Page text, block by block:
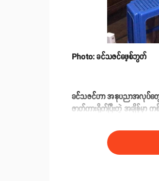
Photo: ခင်သဇင်ဖေ့စ်ဘွတ်
ခင်သဇင်ဟာ အနုပညာအလုပ်တွေ
ဇာတ်ကားရိုက်ပြီးတဲ့ အချိန်